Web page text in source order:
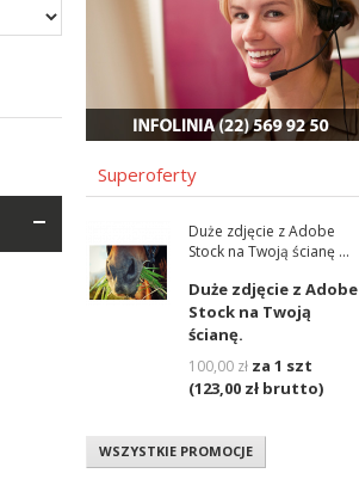
Superoferty
Duże zdjęcie z Adobe
Stock na Twoją ścianę ...
Duże zdjęcie z Adobe
Stock na Twoją
ścianę.
100,00 zł za 1 szt
(123,00 zł brutto)
WSZYSTKIE PROMOCJE